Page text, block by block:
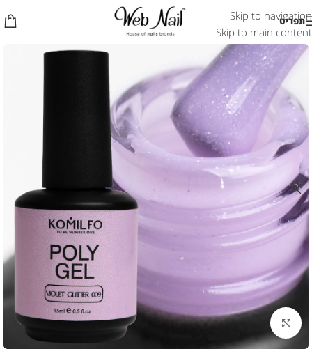
Skip to navigation
Skip to main content
תפריט
אזל המלאי
לחץ להגדלת התמונה